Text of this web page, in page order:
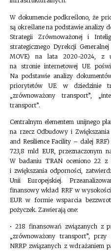
W dokumencie podkreślono, że
są określane na podstawie analizy
Strategii Zrównoważonej i
strategicznego Dyrekcji
MOVE) na lata 2020-2024, z
na stronie internetowej UE
Na podstawie analizy
priorytetów UE w dziedzinie
„zrównoważony transport”,
transport”.
Centralnym elementem unijnego
na rzecz Odbudowy i
and Resilience Facility – dalej
723,8 mld EUR, przeznaczonym
W badaniu TRAN oceniono 22
i zwiększania odporności,
Unii Europejskiej.
finansowy wkład RRF w
EUR w formie wsparcia
pożyczek. Zawierają one:
• 218 finansowań związanych z
„zrównoważony transport”,
NRRP związanych z wdrażaniem